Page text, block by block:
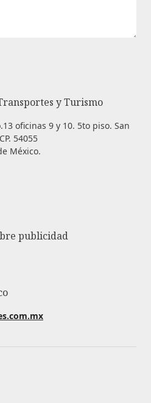
y Turismo
oficinas 9 y 10. 5to piso. San
54055
México.
publicidad